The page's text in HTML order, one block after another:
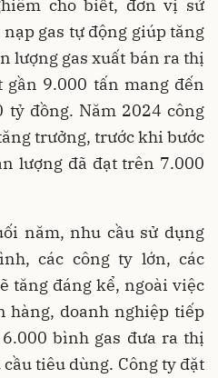
cho biết, đơn vị sử
gas tự động giúp tăng
lượng gas xuất bán ra thị
9.000 tấn mang đến
tỷ đồng. Năm 2024 công
trưởng, trước khi bước
lượng đã đạt trên 7.000
năm, nhu cầu sử dụng
các công ty lớn, các
tăng đáng kể, ngoài việc
hàng, doanh nghiệp tiếp
bình gas đưa ra thị
tiêu dùng. Công ty đặt